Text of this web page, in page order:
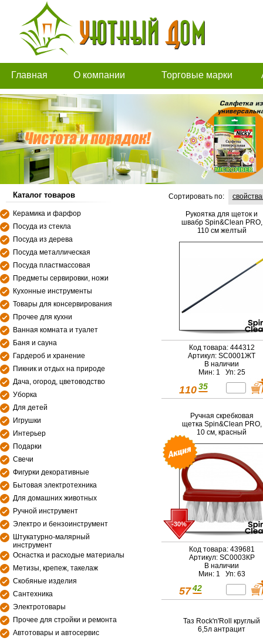
Главная О компании Торговые марки
Каталог товаров
Керамика и фарфор
Посуда из стекла
Посуда из дерева
Посуда металлическая
Посуда пластмассовая
Предметы сервировки, ножи
Кухонные инструменты
Товары для консервирования
Прочее для кухни
Ванная комната и туалет
Баня и сауна
Гардероб и хранение
Пикник и отдых на природе
Дача, огород, цветоводство
Уборка
Для детей
Игрушки
Интерьер
Подарки
Свечи
Фигурки декоративные
Бытовая электротехника
Для домашних животных
Ручной инструмент
Электро и бензоинструмент
Штукатурно-малярный
инструмент
Оснастка и расходые материалы
Метизы, крепеж, такелаж
Скобяные изделия
Сантехника
Электротовары
Прочее для стройки и ремонта
Автотовары и автосервис
Сортировать по:
Рукоятка для щеток и
швабр Spin&Clean PRO,
110 см желтый
Код товара: 444312
Артикул: SC0001ЖТ
В наличии
Мин: 1 Уп: 25
110 35
Ручная скребковая
щетка Spin&Clean PRO,
10 см, красный
-30%
Код товара: 439681
Артикул: SC0003КР
В наличии
Мин: 1 Уп: 63
57 42
Таз Rock'n'Roll круглый
6,5л антрацит